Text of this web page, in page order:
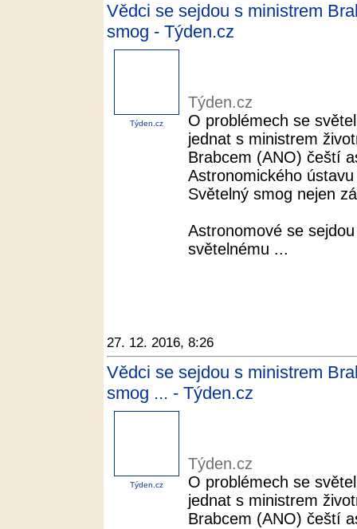
Vědci se sejdou s ministrem
smog - Týden.cz
Týden.cz
Týden.cz
O problémech se
jednat s ministrem
Brabcem (ANO) čeští
Astronomického
Světelný smog nejen
Astronomové se
světelnému ...
27. 12. 2016, 8:26
Vědci se sejdou s ministrem
smog ... - Týden.cz
Týden.cz
Týden.cz
O problémech se
jednat s ministrem
Brabcem (ANO) čeští